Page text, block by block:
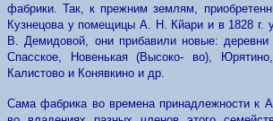
фабрики. Так, к прежним землям,
Кузнецова у помещицы А. Н. Кйари и в 1828 г.
В. Демидовой, они прибавили новые:
Спасское, Новенькая (Высоко- во),
Калистово и Конявкино и др.
Сама фабрика во времена принадлежности к